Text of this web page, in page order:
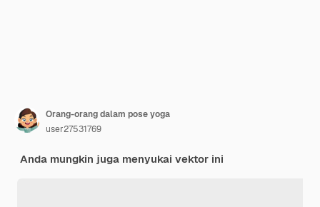
Orang-orang dalam pose yoga
user27531769
Anda mungkin juga menyukai vektor ini